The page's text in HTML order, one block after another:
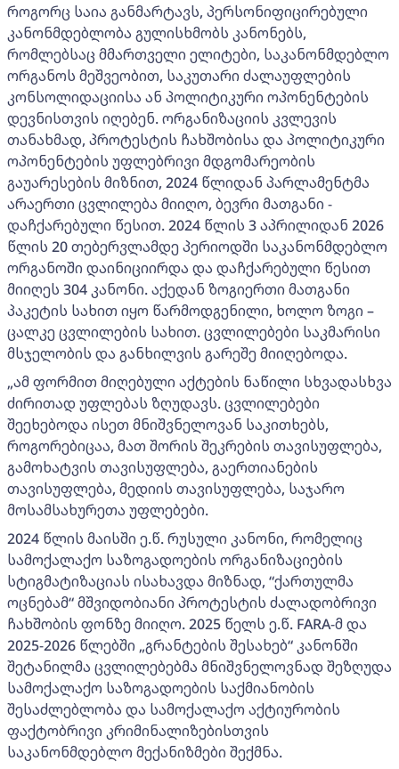
როგორც საია განმარტავს, პერსონიფიცირებული
კანონმდებლობა გულისხმობს კანონებს,
რომლებსაც მმართველი ელიტები, საკანონმდებლო
ორგანოს მეშვეობით, საკუთარი ძალაუფლების
კონსოლიდაციისა ან პოლიტიკური ოპონენტების
დევნისთვის იღებენ. ორგანიზაციის კვლევის
თანახმად, პროტესტის ჩახშობისა და პოლიტიკური
ოპონენტების უფლებრივი მდგომარეობის
გაუარესების მიზნით, 2024 წლიდან პარლამენტმა
არაერთი ცვლილება მიიღო, ბევრი მათგანი -
დაჩქარებული წესით. 2024 წლის 3 აპრილიდან 2026
წლის 20 თებერვლამდე პერიოდში საკანონმდებლო
ორგანოში დაინიციირდა და დაჩქარებული წესით
მიიღეს 304 კანონი. აქედან ზოგიერთი მათგანი
პაკეტის სახით იყო წარმოდგენილი, ხოლო ზოგი –
ცალკე ცვლილების სახით. ცვლილებები საკმარისი
მსჯელობის და განხილვის გარეშე მიიღებოდა.
„ამ ფორმით მიღებული აქტების ნაწილი სხვადასხვა
ძირითად უფლებას ზღუდავს. ცვლილებები
შეეხებოდა ისეთ მნიშვნელოვან საკითხებს,
როგორებიცაა, მათ შორის შეკრების თავისუფლება,
გამოხატვის თავისუფლება, გაერთიანების
თავისუფლება, მედიის თავისუფლება, საჯარო
მოსამსახურეთა უფლებები.
2024 წლის მაისში ე.წ. რუსული კანონი, რომელიც
სამოქალაქო საზოგადოების ორგანიზაციების
სტიგმატიზაციას ისახავდა მიზნად, “ქართულმა
ოცნებამ“ მშვიდობიანი პროტესტის ძალადობრივი
ჩახშობის ფონზე მიიღო. 2025 წელს ე.წ. FARA-მ და
2025-2026 წლებში „გრანტების შესახებ“ კანონში
შეტანილმა ცვლილებებმა მნიშვნელოვნად შეზღუდა
სამოქალაქო საზოგადოების საქმიანობის
შესაძლებლობა და სამოქალაქო აქტიურობის
ფაქტობრივი კრიმინალიზებისთვის
საკანონმდებლო მექანიზმები შექმნა.